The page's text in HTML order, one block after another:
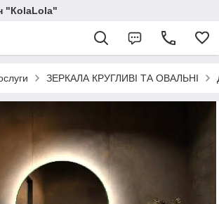
"КоlaLola"
ЗЕРКАЛА КРУГЛИВІ ТА ОВАЛЬНІ